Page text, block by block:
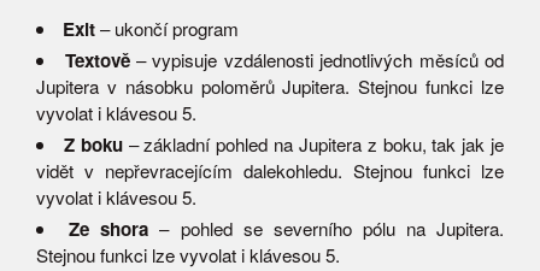
Exit– ukončí program
Textově– vypisuje vzdálenosti jednotlivých měsíců od
Jupitera v násobku poloměrů Jupitera. Stejnou funkci lze
vyvolat i klávesou 5.
Z boku– základní pohled na Jupitera z boku, tak jak je
vidět v nepřevracejícím dalekohledu. Stejnou funkci lze
vyvolat i klávesou 5.
Ze shora – pohled se severního pólu na Jupitera.
Stejnou funkci lze vyvolat i klávesou 5.